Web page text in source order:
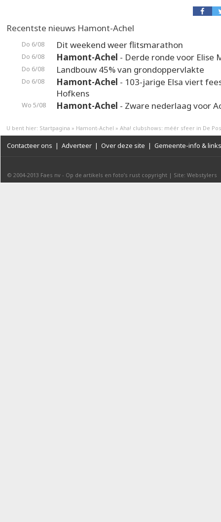
Recentste nieuws Hamont-Achel
Do 6/08 Dit weekend weer flitsmarathon
Do 6/08 Hamont-Achel - Derde ronde voor Elise
Do 6/08 Landbouw 45% van grondoppervlakte
Do 6/08 Hamont-Achel - 103-jarige Elsa viert
Hofkens
Wo 5/08 Hamont-Achel - Zware nederlaag voor
U bent hier: Startpagina » Hamont-Achel » Aha! clubshows: méér sfeer in De
Contacteer ons | Adverteer | Over deze site | Gemeente-info & links
© 2004-2013 Faes nv - Op de artikels en foto’s rust copyright | Site: Webstylers